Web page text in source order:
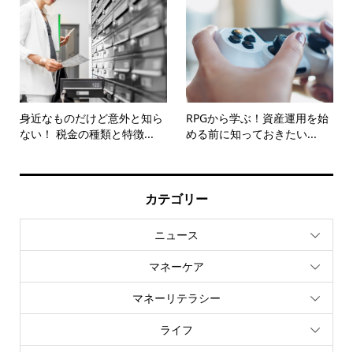
身近なものだけど意外と知ら
ない！ 税金の種類と特徴...
RPGから学ぶ！資産運用を始
める前に知っておきたい...
カテゴリー
ニュース
マネーケア
マネーリテラシー
ライフ